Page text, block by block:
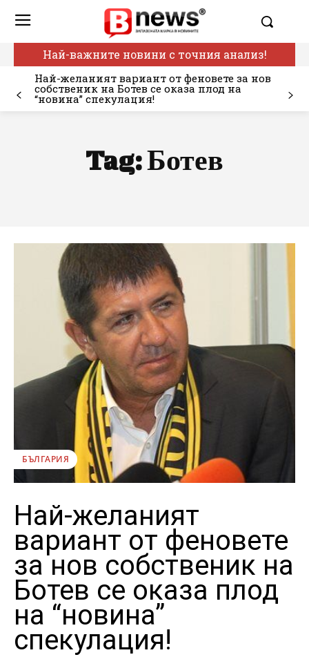
Най-важните новини с точния анализ!
Най-желаният вариант от феновете за нов
собственик на Ботев се оказа плод на
“новина” спекулация!
Tag:Ботев
БЪЛГАРИЯ
Най-желаният
вариант от феновете
за нов собственик на
Ботев се оказа плод
на “новина”
спекулация!